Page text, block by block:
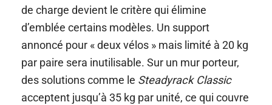
de charge devient le critère qui élimine
d’emblée certains modèles. Un support
annoncé pour « deux vélos » mais limité à 20 kg
par paire sera inutilisable. Sur un mur porteur,
des solutions comme le Steadyrack Classic
acceptent jusqu’à 35 kg par unité, ce qui couvre